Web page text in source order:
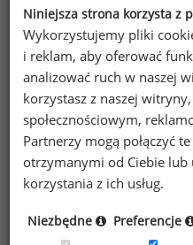
27%
Kobiety
17
Niniejsza strona korzysta z
Wykorzystujemy pliki
i reklam, aby oferować
analizować ruch w naszej
korzystasz z naszej
społecznościowym,
Partnerzy mogą połączyć
otrzymanymi od Ciebie lub
korzystania z ich usług.
Niezbędne Preferencje